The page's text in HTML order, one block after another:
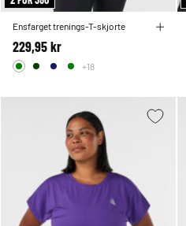
Ensfarget trenings-T-skjorte
229,95 kr
+18